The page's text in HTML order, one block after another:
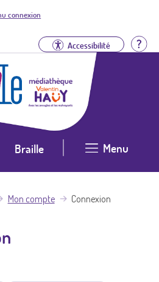
connexion
Accessibilité
Braille Menu
Mon compte Connexion